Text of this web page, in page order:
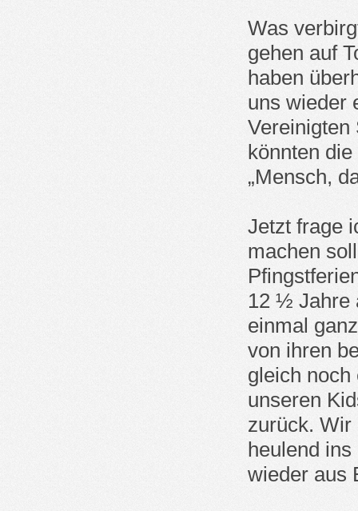
Was
gehen auf
haben
uns wieder
Vereinigten
könnten
„Mensch,
Jetzt frage
machen
12 ½ Jahre
einmal
von ihren
gleich noch
unseren
zurück. Wir
heulend
wieder aus